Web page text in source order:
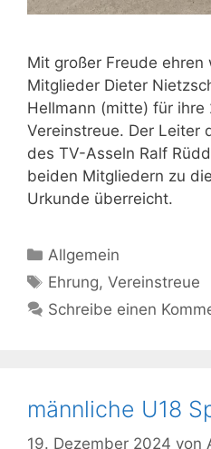
Mit großer Freude ehren
Mitglieder Dieter
Hellmann (mitte) für ihre
Vereinstreue. Der Leiter
des TV-Asseln Ralf
beiden Mitgliedern zu
Urkunde überreicht.
Kategorien
Allgemein
Schlagwörter
Ehrung,Vereinstreue
Schreibe einen
männliche U18
19. Dezember 2024 von